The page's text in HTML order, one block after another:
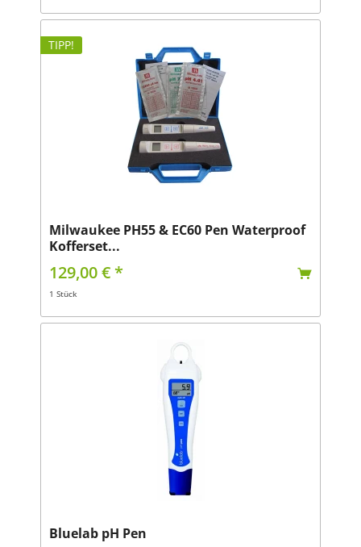
TIPP!
Milwaukee PH55 & EC60 Pen Waterproof
Kofferset...
129,00 € *
1 Stück
Bluelab pH Pen